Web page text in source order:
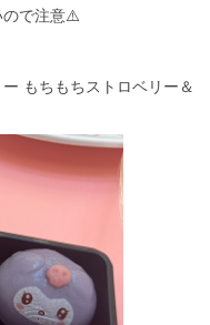
ので注意⚠️
もちもちストロベリー＆